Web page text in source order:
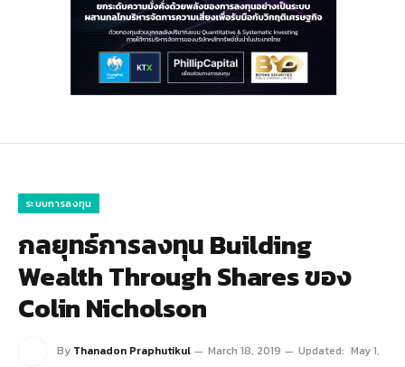
ระบบการลงทุน
กลยุทธ์การลงทุน Building
Wealth Through Shares ของ
Colin Nicholson
By Thanadon Praphutikul March 18, 2019 Updated: May 1,